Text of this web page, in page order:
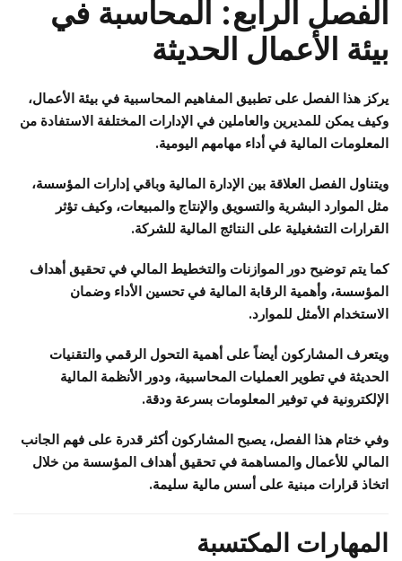
الفصل الرابع: المحاسبة في
بيئة الأعمال الحديثة
يركز هذا الفصل على تطبيق المفاهيم المحاسبية في بيئة الأعمال،
وكيف يمكن للمديرين والعاملين في الإدارات المختلفة الاستفادة من
المعلومات المالية في أداء مهامهم اليومية.
ويتناول الفصل العلاقة بين الإدارة المالية وباقي إدارات المؤسسة،
مثل الموارد البشرية والتسويق والإنتاج والمبيعات، وكيف تؤثر
القرارات التشغيلية على النتائج المالية للشركة.
كما يتم توضيح دور الموازنات والتخطيط المالي في تحقيق أهداف
المؤسسة، وأهمية الرقابة المالية في تحسين الأداء وضمان
الاستخدام الأمثل للموارد.
ويتعرف المشاركون أيضاً على أهمية التحول الرقمي والتقنيات
الحديثة في تطوير العمليات المحاسبية، ودور الأنظمة المالية
الإلكترونية في توفير المعلومات بسرعة ودقة.
وفي ختام هذا الفصل، يصبح المشاركون أكثر قدرة على فهم الجانب
المالي للأعمال والمساهمة في تحقيق أهداف المؤسسة من خلال
اتخاذ قرارات مبنية على أسس مالية سليمة.
المهارات المكتسبة